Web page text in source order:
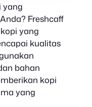
yang
Freshcaff
yang
kualitas
bahan
kopi
yang